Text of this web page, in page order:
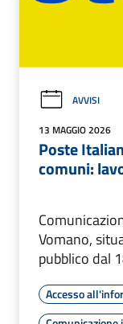
AVVISI
13 MAGGIO 2026
Poste
comuni:
Vomano,
pubblico dal
Accesso